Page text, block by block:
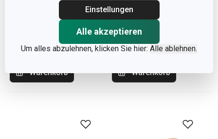
Einstellungen
Alle akzeptieren
Um alles abzulehnen, klicken Sie hier: Alle ablehnen.
Schneidebrett PRESTO
TONE 36 x 24 cm
Auf Lager
Warenkorb
Schneidebrett PRESTO
TONE 30 x 20 cm
11,90 €
Auf Lager
Warenkorb